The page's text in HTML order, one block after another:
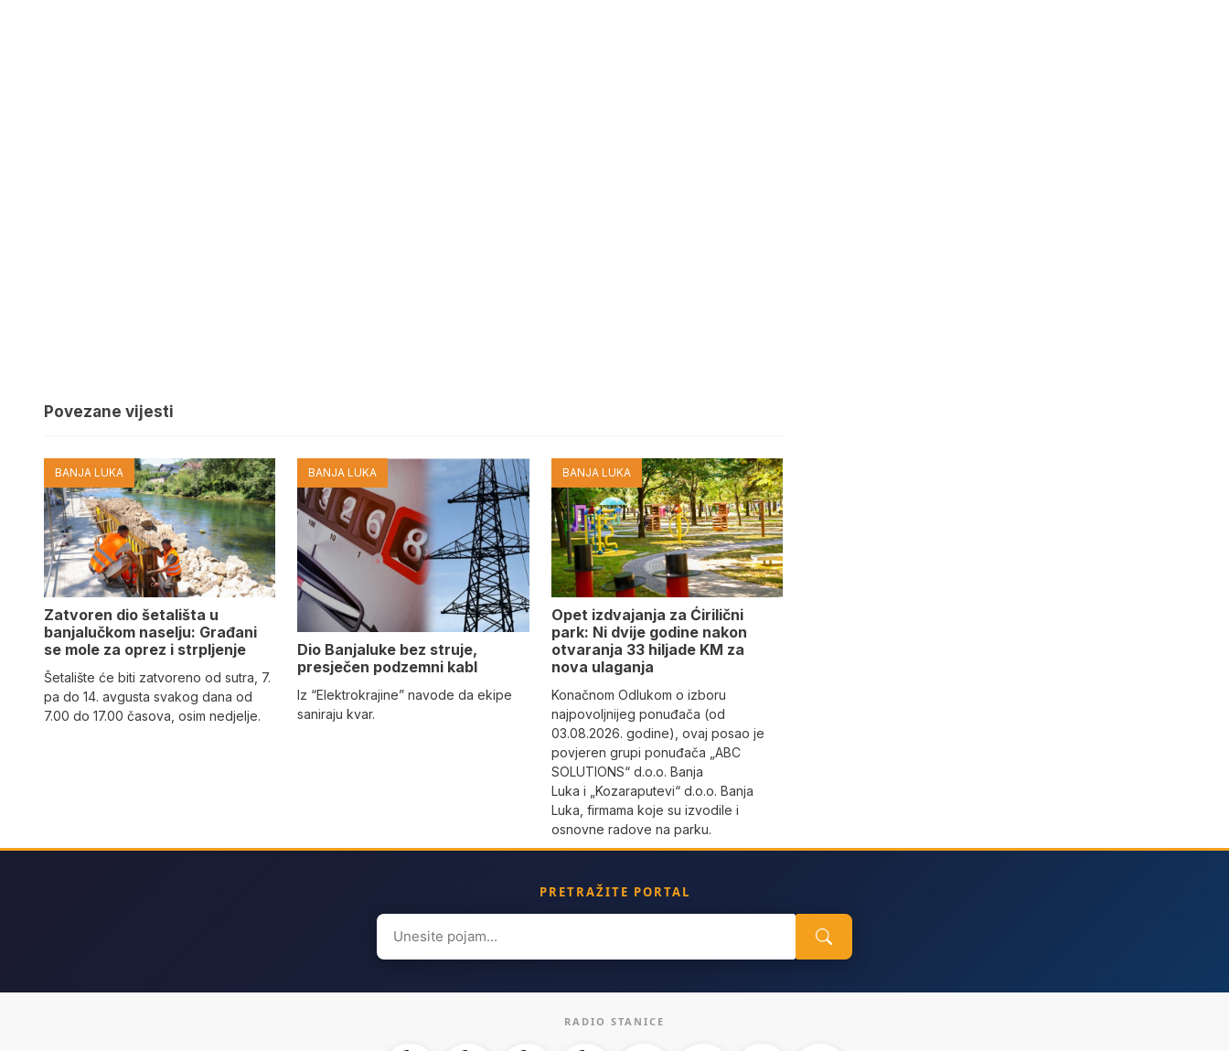
Povezane vijesti
BANJA LUKA
Zatvoren dio šetališta u
banjalučkom naselju: Građani
se mole za oprez i strpljenje
Šetalište će biti zatvoreno od sutra, 7.
pa do 14. avgusta svakog dana od
7.00 do 17.00 časova, osim nedjelje.
BANJA LUKA
Dio Banjaluke bez struje,
presječen podzemni kabl
Iz “Elektrokrajine” navode da ekipe
saniraju kvar.
BANJA LUKA
Opet izdvajanja za Ćirilični
park: Ni dvije godine nakon
otvaranja 33 hiljade KM za
nova ulaganja
Konačnom Odlukom o izboru
najpovoljnijeg ponuđača (od
03.08.2026. godine), ovaj posao je
povjeren grupi ponuđača „ABC
SOLUTIONS“ d.o.o. Banja
Luka i „Kozaraputevi“ d.o.o. Banja
Luka, firmama koje su izvodile i
osnovne radove na parku.
PRETRAŽITE PORTAL
Search
for:
RADIO STANICE